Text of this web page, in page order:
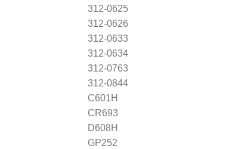
312-0625
312-0626
312-0633
312-0634
312-0763
312-0844
C601H
CR693
D608H
GP252